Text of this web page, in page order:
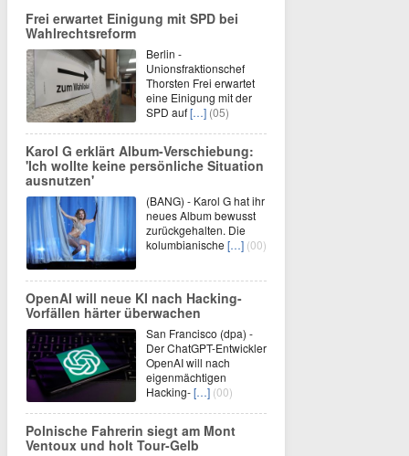
Frei erwartet Einigung mit SPD bei
Wahlrechtsreform
Berlin -
Unionsfraktionschef
Thorsten Frei erwartet
eine Einigung mit der
SPD auf[…] (05)
Karol G erklärt Album-Verschiebung:
'Ich wollte keine persönliche Situation
ausnutzen'
(BANG) - Karol G hat ihr
neues Album bewusst
zurückgehalten. Die
kolumbianische […] (00)
OpenAI will neue KI nach Hacking-
Vorfällen härter überwachen
San Francisco (dpa) -
Der ChatGPT-Entwickler
OpenAI will nach
eigenmächtigen
Hacking-[…] (00)
Polnische Fahrerin siegt am Mont
Ventoux und holt Tour-Gelb